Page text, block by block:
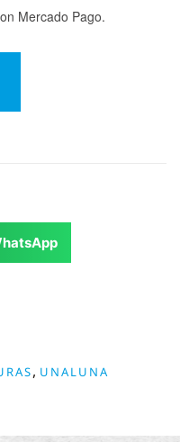
Mercado Pago.
, UNALUNA